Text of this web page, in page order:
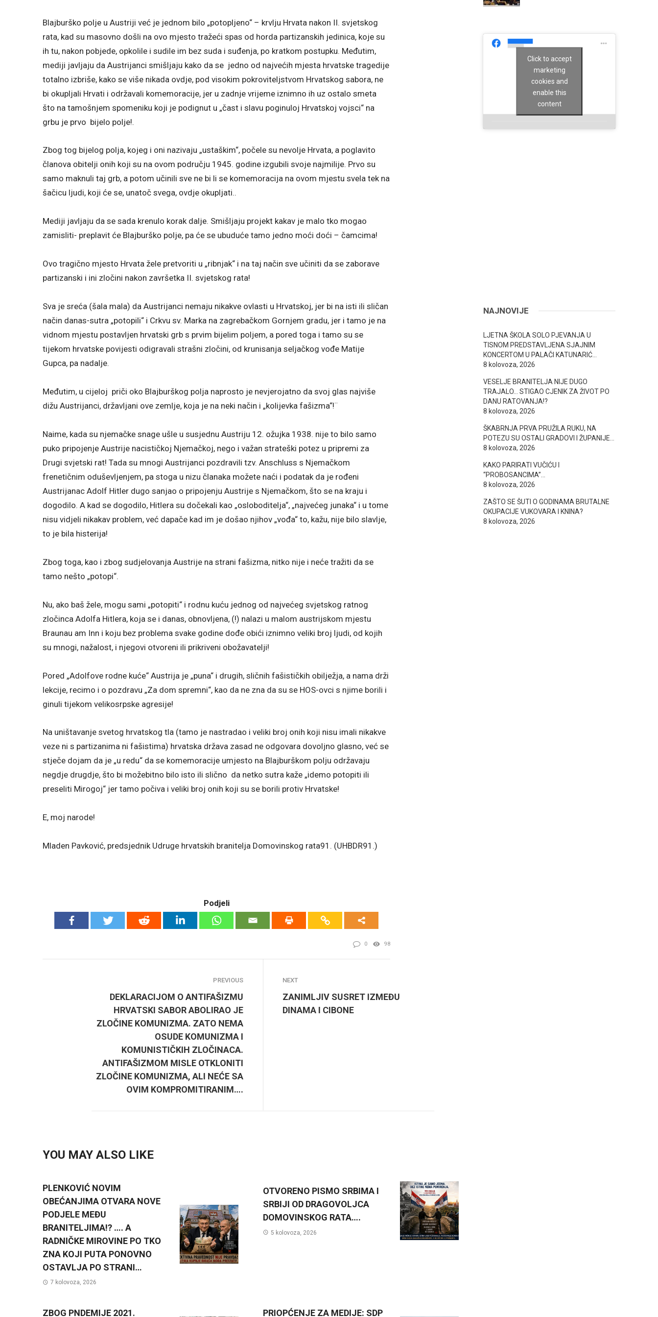
Blajburško polje u Austriji već je jednom bilo „potopljeno“ – krvlju Hrvata nakon II. svjetskog
rata, kad su masovno došli na ovo mjesto tražeći spas od horda partizanskih jedinica, koje su
ih tu, nakon pobjede, opkolile i sudile im bez suda i suđenja, po kratkom postupku. Međutim,
mediji javljaju da Austrijanci smišljaju kako da se jedno od najvećih mjesta hrvatske tragedije
totalno izbriše, kako se više nikada ovdje, pod visokim pokroviteljstvom Hrvatskog sabora, ne
bi okupljali Hrvati i održavali komemoracije, jer u zadnje vrijeme iznimno ih uz ostalo smeta
što na tamošnjem spomeniku koji je podignut u „čast i slavu poginuloj Hrvatskoj vojsci“ na
grbu je prvo bijelo polje!.
Zbog tog bijelog polja, kojeg i oni nazivaju „ustaškim“, počele su nevolje Hrvata, a poglavito
članova obitelji onih koji su na ovom području 1945. godine izgubili svoje najmilije. Prvo su
samo maknuli taj grb, a potom učinili sve ne bi li se komemoracija na ovom mjestu svela tek na
šačicu ljudi, koji će se, unatoč svega, ovdje okupljati..
Mediji javljaju da se sada krenulo korak dalje. Smišljaju projekt kakav je malo tko mogao
zamisliti- preplavit će Blajburško polje, pa će se ubuduće tamo jedno moći doći – čamcima!
Ovo tragično mjesto Hrvata žele pretvoriti u „ribnjak“ i na taj način sve učiniti da se zaborave
partizanski i ini zločini nakon završetka II. svjetskog rata!
Sva je sreća (šala mala) da Austrijanci nemaju nikakve ovlasti u Hrvatskoj, jer bi na isti ili sličan
način danas-sutra „potopili“ i Crkvu sv. Marka na zagrebačkom Gornjem gradu, jer i tamo je na
vidnom mjestu postavljen hrvatski grb s prvim bijelim poljem, a pored toga i tamo su se
tijekom hrvatske povijesti odigravali strašni zločini, od krunisanja seljačkog vođe Matije
Gupca, pa nadalje.
Međutim, u cijeloj priči oko Blajburškog polja naprosto je nevjerojatno da svoj glas najviše
dižu Austrijanci, državljani ove zemlje, koja je na neki način i „kolijevka fašizma“!¨
Naime, kada su njemačke snage ušle u susjednu Austriju 12. ožujka 1938. nije to bilo samo
puko pripojenje Austrije nacističkoj Njemačkoj, nego i važan strateški potez u pripremi za
Drugi svjetski rat! Tada su mnogi Austrijanci pozdravili tzv. Anschluss s Njemačkom
frenetičnim oduševljenjem, pa stoga u nizu članaka možete naći i podatak da je rođeni
Austrijanac Adolf Hitler dugo sanjao o pripojenju Austrije s Njemačkom, što se na kraju i
dogodilo. A kad se dogodilo, Hitlera su dočekali kao „osloboditelja“, „najvećeg junaka“ i u tome
nisu vidjeli nikakav problem, već dapače kad im je došao njihov „vođa“ to, kažu, nije bilo slavlje,
to je bila histerija!
Zbog toga, kao i zbog sudjelovanja Austrije na strani fašizma, nitko nije i neće tražiti da se
tamo nešto „potopi“.
Nu, ako baš žele, mogu sami „potopiti“ i rodnu kuću jednog od najvećeg svjetskog ratnog
zločinca Adolfa Hitlera, koja se i danas, obnovljena, (!) nalazi u malom austrijskom mjestu
Braunau am Inn i koju bez problema svake godine dođe obići iznimno veliki broj ljudi, od kojih
su mnogi, nažalost, i njegovi otvoreni ili prikriveni obožavatelji!
Pored „Adolfove rodne kuće“ Austrija je „puna“ i drugih, sličnih fašističkih obilježja, a nama drži
lekcije, recimo i o pozdravu „Za dom spremni“, kao da ne zna da su se HOS-ovci s njime borili i
ginuli tijekom velikosrpske agresije!
Na uništavanje svetog hrvatskog tla (tamo je nastradao i veliki broj onih koji nisu imali nikakve
veze ni s partizanima ni fašistima) hrvatska država zasad ne odgovara dovoljno glasno, već se
stječe dojam da je „u redu“ da se komemoracije umjesto na Blajburškom polju održavaju
negdje drugdje, što bi možebitno bilo isto ili slično da netko sutra kaže „idemo potopiti ili
preseliti Mirogoj“ jer tamo počiva i veliki broj onih koji su se borili protiv Hrvatske!
E, moj narode!
Mladen Pavković, predsjednik Udruge hrvatskih branitelja Domovinskog rata91. (UHBDR91.)
Podjeli
0 98
PREVIOUS
DEKLARACIJOM O ANTIFAŠIZMU
HRVATSKI SABOR ABOLIRAO JE
ZLOČINE KOMUNIZMA. ZATO NEMA
OSUDE KOMUNIZMA I
KOMUNISTIČKIH ZLOČINACA.
ANTIFAŠIZMOM MISLE OTKLONITI
ZLOČINE KOMUNIZMA, ALI NEĆE SA
OVIM KOMPROMITIRANIM….
NEXT
ZANIMLJIV SUSRET IZMEĐU
DINAMA I CIBONE
YOU MAY ALSO LIKE
PLENKOVIĆ NOVIM
OBEĆANJIMA OTVARA NOVE
PODJELE MEĐU
BRANITELJIMA!? …. A
RADNIČKE MIROVINE PO TKO
ZNA KOJI PUTA PONOVNO
OSTAVLJA PO STRANI…
7 kolovoza, 2026
OTVORENO PISMO SRBIMA I
SRBIJI OD DRAGOVOLJCA
DOMOVINSKOG RATA….
5 kolovoza, 2026
ZBOG PNDEMIJE 2021. PRIOPĆENJE ZA MEDIJE: SDP
Click to accept
marketing
cookies and
enable this
content
NAJNOVIJE
LJETNA ŠKOLA SOLO PJEVANJA U
TISNOM PREDSTAVLJENA SJAJNIM
KONCERTOM U PALAČI KATUNARIĆ…
8 kolovoza, 2026
VESELJE BRANITELJA NIJE DUGO
TRAJALO… STIGAO CJENIK ZA ŽIVOT PO
DANU RATOVANJA!?
8 kolovoza, 2026
ŠKABRNJA PRVA PRUŽILA RUKU, NA
POTEZU SU OSTALI GRADOVI I ŽUPANIJE…
8 kolovoza, 2026
KAKO PARIRATI VUČIĆU I
“PROBOSANCIMA”…
8 kolovoza, 2026
ZAŠTO SE ŠUTI O GODINAMA BRUTALNE
OKUPACIJE VUKOVARA I KNINA?
8 kolovoza, 2026